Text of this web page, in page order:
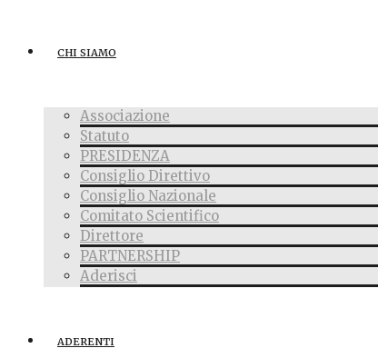
CHI SIAMO
Associazione
Statuto
PRESIDENZA
Consiglio Direttivo
Consiglio Nazionale
Comitato Scientifico
Direttore
PARTNERSHIP
Aderisci
ADERENTI